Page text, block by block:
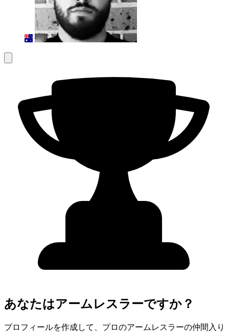
あなたはアームレスラーですか？
プロフィールを作成して、プロのアームレスラーの仲間入り